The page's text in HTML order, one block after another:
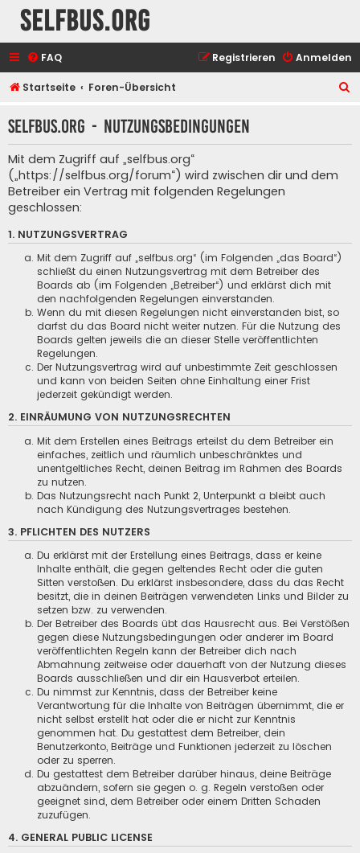
selfbus.org
FAQ Anmelden
Registrieren
Startseite Foren-Übersicht
h
selfbus.org - Nutzungsbedingungen
Mit dem Zugriff auf „selfbus.org“
(„https://selfbus.org/forum“) wird zwischen dir und dem
Betreiber ein Vertrag mit folgenden Regelungen
geschlossen:
1. NUTZUNGSVERTRAG
Mit dem Zugriff auf „selfbus.org“ (im Folgenden „das Board“)
schließt du einen Nutzungsvertrag mit dem Betreiber des
Boards ab (im Folgenden „Betreiber“) und erklärst dich mit
den nachfolgenden Regelungen einverstanden.
Wenn du mit diesen Regelungen nicht einverstanden bist, so
darfst du das Board nicht weiter nutzen. Für die Nutzung des
Boards gelten jeweils die an dieser Stelle veröffentlichten
Regelungen.
Der Nutzungsvertrag wird auf unbestimmte Zeit geschlossen
und kann von beiden Seiten ohne Einhaltung einer Frist
jederzeit gekündigt werden.
2. EINRÄUMUNG VON NUTZUNGSRECHTEN
Mit dem Erstellen eines Beitrags erteilst du dem Betreiber ein
einfaches, zeitlich und räumlich unbeschränktes und
unentgeltliches Recht, deinen Beitrag im Rahmen des Boards
zu nutzen.
Das Nutzungsrecht nach Punkt 2, Unterpunkt a bleibt auch
nach Kündigung des Nutzungsvertrages bestehen.
3. PFLICHTEN DES NUTZERS
Du erklärst mit der Erstellung eines Beitrags, dass er keine
Inhalte enthält, die gegen geltendes Recht oder die guten
Sitten verstoßen. Du erklärst insbesondere, dass du das Recht
besitzt, die in deinen Beiträgen verwendeten Links und Bilder zu
setzen bzw. zu verwenden.
Der Betreiber des Boards übt das Hausrecht aus. Bei Verstößen
gegen diese Nutzungsbedingungen oder anderer im Board
veröffentlichten Regeln kann der Betreiber dich nach
Abmahnung zeitweise oder dauerhaft von der Nutzung dieses
Boards ausschließen und dir ein Hausverbot erteilen.
Du nimmst zur Kenntnis, dass der Betreiber keine
Verantwortung für die Inhalte von Beiträgen übernimmt, die er
nicht selbst erstellt hat oder die er nicht zur Kenntnis
genommen hat. Du gestattest dem Betreiber, dein
Benutzerkonto, Beiträge und Funktionen jederzeit zu löschen
oder zu sperren.
Du gestattest dem Betreiber darüber hinaus, deine Beiträge
abzuändern, sofern sie gegen o. g. Regeln verstoßen oder
geeignet sind, dem Betreiber oder einem Dritten Schaden
zuzufügen.
4. GENERAL PUBLIC LICENSE